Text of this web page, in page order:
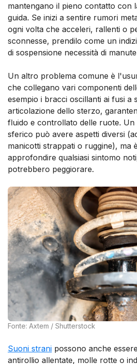
mantengano il pieno contatto con
guida. Se inizi a sentire rumori
ogni volta che acceleri, rallenti o
sconnesse, prendilo come un
di sospensione necessità di
Un altro problema comune è
che collegano vari componenti
esempio i bracci oscillanti ai fusi a
articolazione dello sterzo,
fluido e controllato delle ruote. Un
sferico può avere aspetti diversi
manicotti strappati o ruggine), ma
approfondire qualsiasi sintomo
potrebbero peggiorare.
Fonte: Axtem / Shutterstock
Suoni strani possono anche
antirollio allentate, molle rotte o